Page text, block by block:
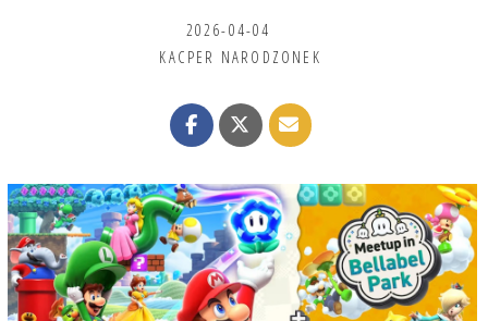
2026-04-04
KACPER NARODZONEK